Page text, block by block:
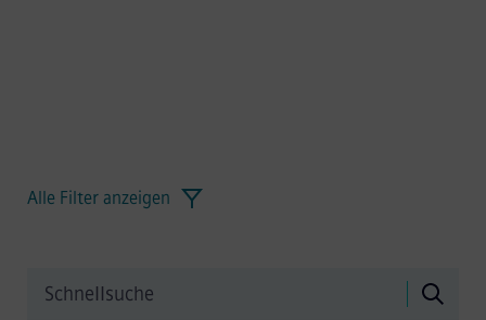
Alle Filter anzeigen